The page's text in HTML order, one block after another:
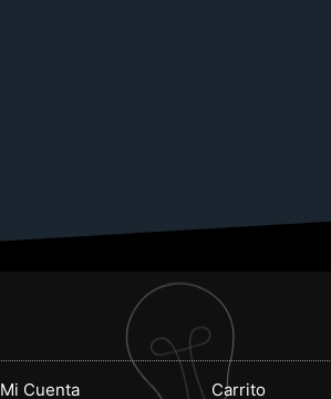
Mi Cuenta Carrito